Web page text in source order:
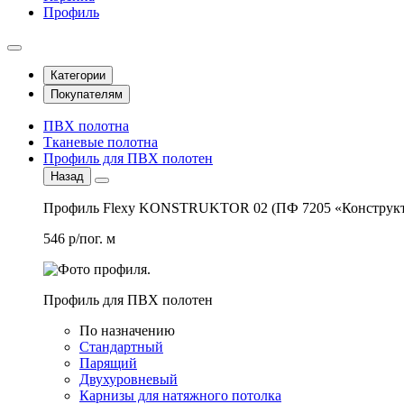
Профиль
Категории
Покупателям
ПВХ полотна
Тканевые полотна
Профиль для ПВХ полотен
Назад
Профиль Flexy KONSTRUKTOR 02 (ПФ 7205
546 р/пог. м
Профиль для ПВХ полотен
По назначению
Стандартный
Парящий
Двухуровневый
Карнизы для натяжного потолка